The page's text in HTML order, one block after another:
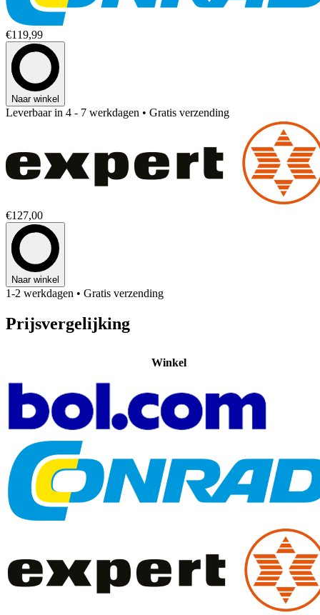
€119,99
Naar winkel
Leverbaar in 4 - 7 werkdagen • Gratis verzending
€127,00
Naar winkel
1-2 werkdagen • Gratis verzending
Prijsvergelijking
Winkel